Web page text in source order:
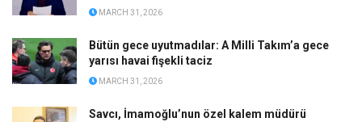
MARCH 31, 2026
Bütün gece uyutmadılar: A Milli Takım’a gece
yarısı havai fişekli taciz
MARCH 31, 2026
Savcı, İmamoğlu’nun özel kalem müdürü